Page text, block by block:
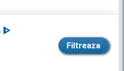
ᐈ
Filtreaza